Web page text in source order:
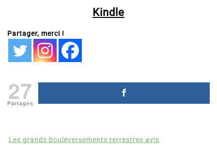
Kindle
Partager, merci !
27
Partages
Les grands bouleversements terrestres avis